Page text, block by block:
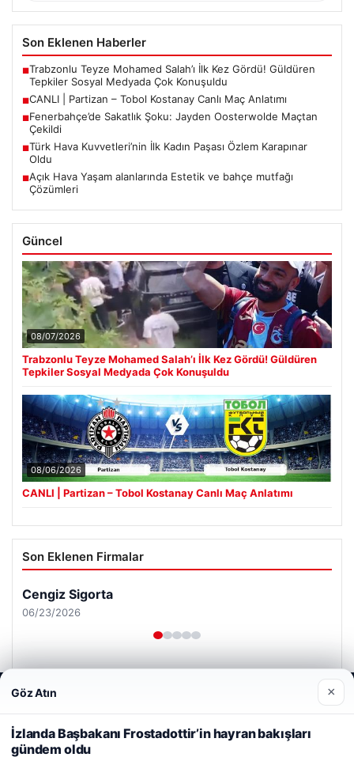
Son Eklenen Haberler
■Trabzonlu Teyze Mohamed Salah’ı İlk Kez Gördü! Güldüren
Tepkiler Sosyal Medyada Çok Konuşuldu
■CANLI | Partizan – Tobol Kostanay Canlı Maç Anlatımı
■Fenerbahçe’de Sakatlık Şoku: Jayden Oosterwolde Maçtan
Çekildi
■Türk Hava Kuvvetleri’nin İlk Kadın Paşası Özlem Karapınar
Oldu
■Açık Hava Yaşam alanlarında Estetik ve bahçe mutfağı
Çözümleri
Güncel
08/07/2026
Trabzonlu Teyze Mohamed Salah’ı İlk Kez Gördü! Güldüren
Tepkiler Sosyal Medyada Çok Konuşuldu
08/06/2026
CANLI | Partizan – Tobol Kostanay Canlı Maç Anlatımı
Son Eklenen Firmalar
Cengiz Sigorta
06/23/2026
© 2026 Haber Nerde | Güncel Haberler
Web sitemizi nasıl kullandığınızı daha iyi anlayabilmek,
deneyiminizi kişiselleştirmek ve geliştirmek amacıyla çerezler
kullanıyoruz.Çerez Politikamız
Reddet
Göz Atın ×
İzlanda Başbakanı Frostadottir’in hayran bakışları
gündem oldu